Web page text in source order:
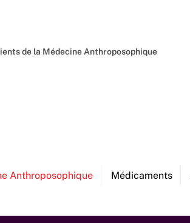
de la Médecine Anthroposophique
Anthroposophique Médicaments